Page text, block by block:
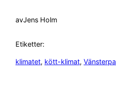
avJens Holm
Etiketter:
klimatet, kött-klimat,